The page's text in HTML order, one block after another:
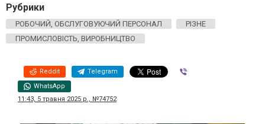
Рубрики
РОБОЧИЙ, ОБСЛУГОВУЮЧИЙ ПЕРСОНАЛ
РІЗНЕ
ПРОМИСЛОВІСТЬ, ВИРОБНИЦТВО
Reddit Telegram
WhatsApp
11:43, 5 травня 2025 р., №74752